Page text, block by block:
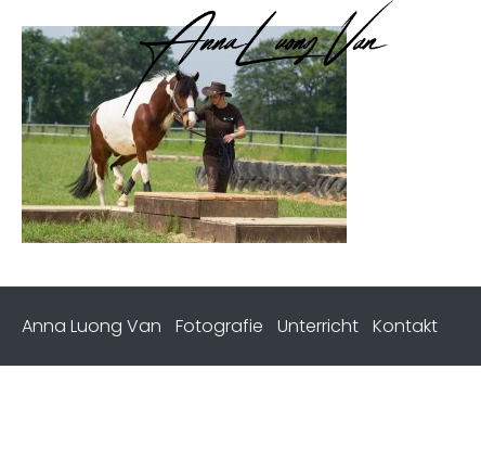
Anna Luong Van Fotografie Unterricht Kontakt